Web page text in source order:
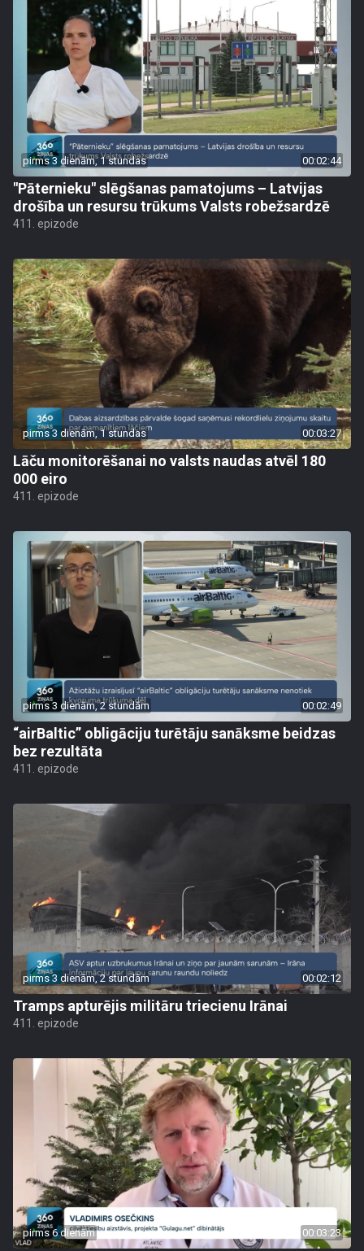
pirms 3 dienām, 1 stundas 00:02:44
"Pāternieku" slēgšanas pamatojums – Latvijas
drošība un resursu trūkums Valsts robežsardzē
411. epizode
pirms 3 dienām, 1 stundas 00:03:27
Lāču monitorēšanai no valsts naudas atvēl 180
000 eiro
411. epizode
pirms 3 dienām, 2 stundām 00:02:49
“airBaltic” obligāciju turētāju sanāksme beidzas
bez rezultāta
411. epizode
pirms 3 dienām, 2 stundām 00:02:12
Tramps apturējis militāru triecienu Irānai
411. epizode
pirms 6 dienām 00:03:23